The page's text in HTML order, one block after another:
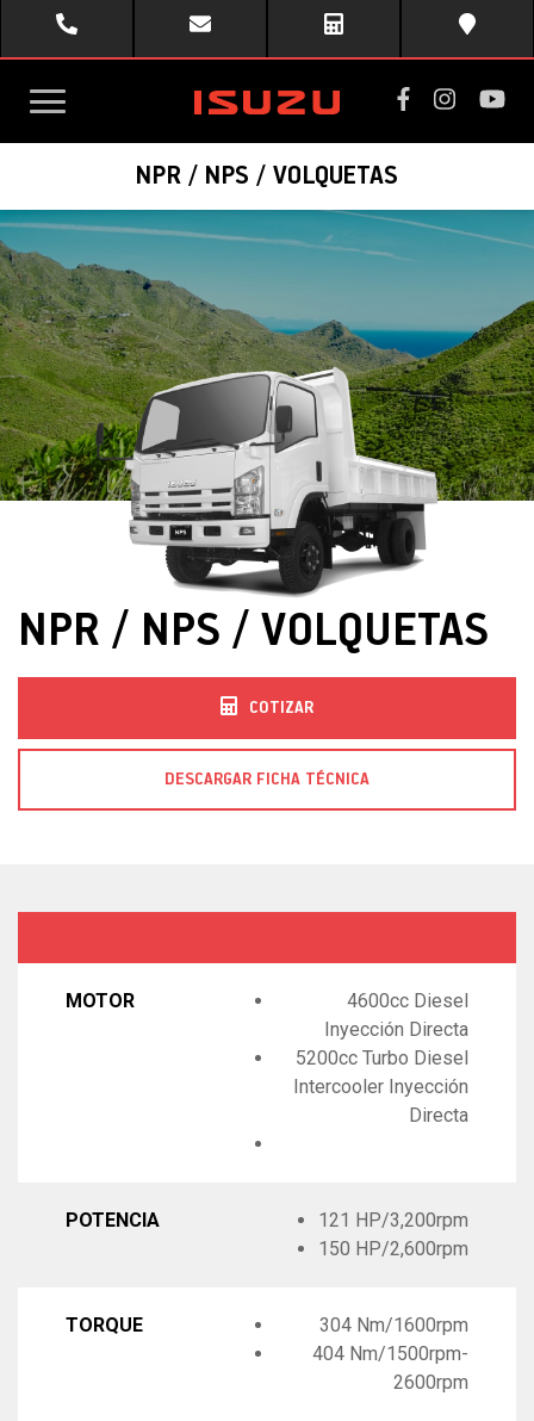
toggle
menu
NPR / NPS / VOLQUETAS
NPR / NPS / VOLQUETAS
COTIZAR
DESCARGAR FICHA TÉCNICA
MOTOR
4600cc Diesel
Inyección Directa
5200cc Turbo Diesel
Intercooler Inyección
Directa
POTENCIA
121 HP/3,200rpm
150 HP/2,600rpm
TORQUE
304 Nm/1600rpm
404 Nm/1500rpm-
2600rpm